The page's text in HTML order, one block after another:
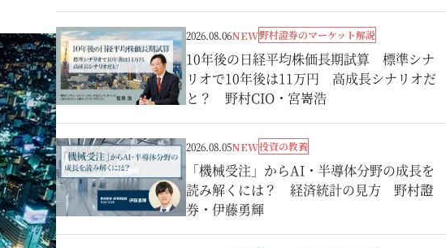
2026.08.06NEW野村證券のマーケット解説
10年後の日経平均株価長期試算 標準シナ
リオで10年後は11万円 高成長シナリオだ
と？ 野村CIO・宮嵜浩
2026.08.05NEW投資の教養
「機械受注」からAI・半導体分野の成長を
読み解くには？ 経済統計の見方 野村證
券・伊藤勇輝